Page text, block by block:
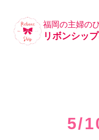
福岡の主婦の
リボンシッ
5/